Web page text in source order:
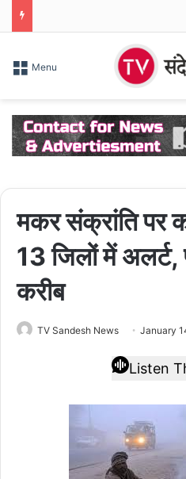
Menu
मकर संक्रांति पर
13 जिलों में अलर्ट,
करीब
TV Sandesh News January
Listen